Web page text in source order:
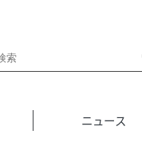
ニュース